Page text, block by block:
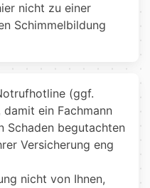
nicht zu einer
Schimmelbildung
(ggf.
ein Fachmann
Schaden begutachten
Versicherung eng
nicht von Ihnen,